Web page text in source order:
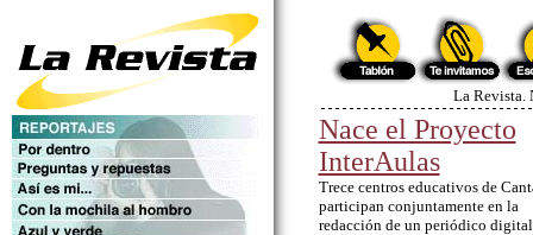
La Revista.
Nace el Proyecto
InterAulas
Trece centros educativos de
participan conjuntamente en la
redacción de un periódico